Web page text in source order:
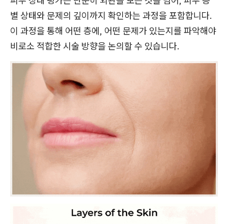
별 상태와 문제의 깊이까지 확인하는 과정을 포함합니다.
이 과정을 통해 어떤 층에, 어떤 문제가 있는지를 파악해야
비로소 적합한 시술 방향을 논의할 수 있습니다.